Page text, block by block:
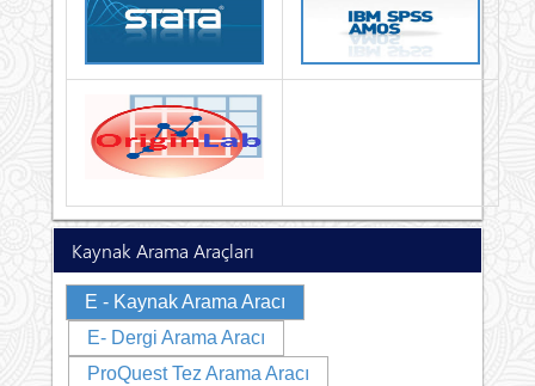
Kaynak Arama Araçları
E - Kaynak Arama Aracı
E- Dergi Arama Aracı
ProQuest Tez Arama Aracı